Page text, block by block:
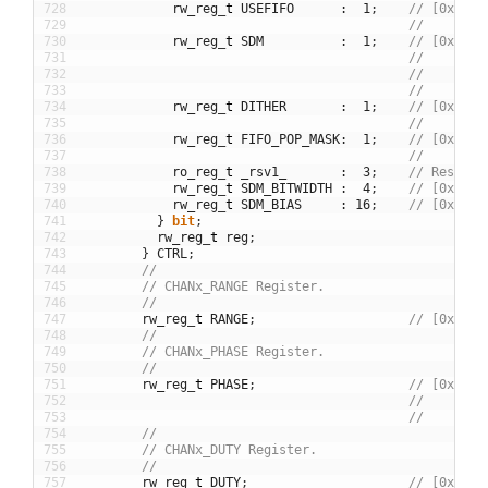
728
729
730
731
732
733
734
735
736
737
738
739
740
741
742
743
744
745
746
747
748
749
750
751
752
753
754
755
756
757
rw_reg t USEFIFO : 1;
// [0x00]
//
rw_reg t SDM : 1;
// [0x00]
//
//
//
rw_reg t DITHER : 1;
// [0x00]
//
rw_reg t FIFO_POP_MASK: 1;
// [0x01]
//
ro_reg t _rsv1_ : 3;
//
rw_reg t SDM_BITWIDTH : 4;
// [0x00]
rw_reg t SDM_BIAS : 16;
// [0x00]
}
bit;
rw_reg t reg;
} CTRL;
//
// CHANx_RANGE Register.
//
rw_reg t RANGE;
// [0x00]
//
// CHANx_PHASE Register.
//
rw_reg t PHASE;
// [0x00]
//
//
//
// CHANx_DUTY Register.
//
rw_reg t DUTY; // [0x00]